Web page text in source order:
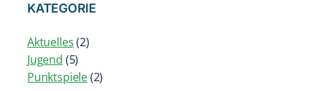
KATEGORIE
Aktuelles(2)
Jugend (5)
Punktspiele(2)